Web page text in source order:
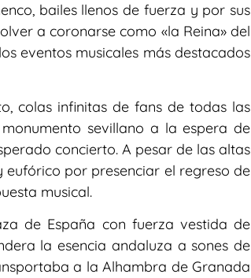
bailes llenos de fuerza y por sus
a coronarse como «la Reina» del
eventos musicales más destacados
colas infinitas de fans de todas las
sevillano a la espera de
concierto. A pesar de las altas
por presenciar el regreso de
musical.
de España con fuerza vestida de
la esencia andaluza a sones de
a la Alhambra de Granada